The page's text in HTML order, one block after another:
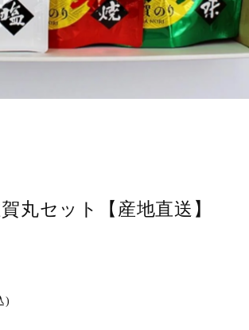
丸セット【産地直送】
)